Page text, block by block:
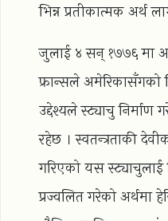
भिन्न प्रतीकात्मक अर्थ
जुलाई ४ सन् १७७६ मा
फ्रान्सले अमेरिकासँगको
उद्देश्यले स्ट्याचु निर्माण
रहेछ । स्वतन्त्रताकी
गरिएको यस स्ट्याचुलाई
प्रज्वलित गरेको अर्थमा